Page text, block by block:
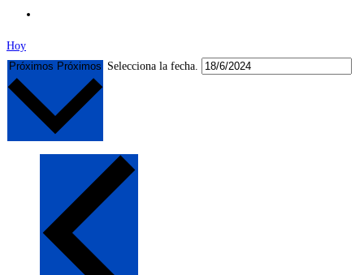
Hoy
Próximos Próximos Selecciona la fecha.